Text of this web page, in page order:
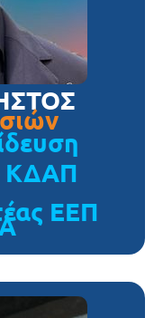
ΕΕΠ